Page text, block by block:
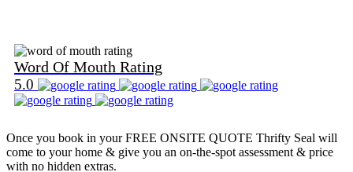
Word Of Mouth Rating
5.0
Once you book in yourFREE ONSITE QUOTE Thrifty Seal will
come to your home & give you an on-the-spot assessment & price
with no hidden extras.